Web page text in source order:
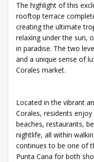
The highlight of this
rooftop terrace
creating the ultimate
relaxing under the sun,
in paradise. The two
and a unique sense of
Corales market.
Located in the vibrant
Corales, residents
beaches, restaurants,
nightlife, all within
continues to be one of
Punta Cana for both